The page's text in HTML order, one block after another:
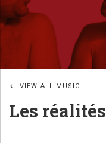
I
G
_
W
U
JAZZ
Les réalités
VIEW ALL MUSIC